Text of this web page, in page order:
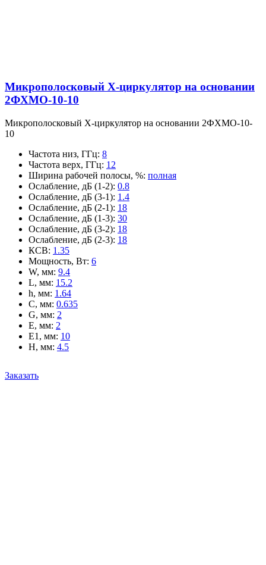
Микрополосковый X-циркулятор на основании
2ФХМО-10-10
Микрополосковый X-циркулятор на основании 2ФХМО-10-
10
Частота низ, ГГц: 8
Частота верх, ГГц: 12
Ширина рабочей полосы, %: полная
Ослабление, дБ (1-2): 0.8
Ослабление, дБ (3-1): 1.4
Ослабление, дБ (2-1): 18
Ослабление, дБ (1-3): 30
Ослабление, дБ (3-2): 18
Ослабление, дБ (2-3): 18
КСВ: 1.35
Мощность, Вт: 6
W, мм: 9.4
L, мм: 15.2
h, мм: 1.64
C, мм: 0.635
G, мм: 2
E, мм: 2
E1, мм: 10
H, мм: 4.5
Заказать